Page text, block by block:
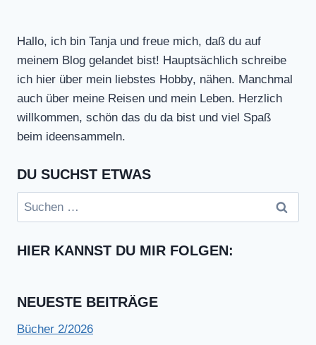
Hallo, ich bin Tanja und freue mich, daß du auf
meinem Blog gelandet bist! Hauptsächlich schreibe
ich hier über mein liebstes Hobby, nähen. Manchmal
auch über meine Reisen und mein Leben. Herzlich
willkommen, schön das du da bist und viel Spaß
beim ideensammeln.
DU SUCHST ETWAS
Suchen
nach:
HIER KANNST DU MIR FOLGEN:
NEUESTE BEITRÄGE
Bücher 2/2026